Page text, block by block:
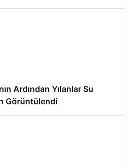
Ardından Yılanlar Su
Görüntülendi